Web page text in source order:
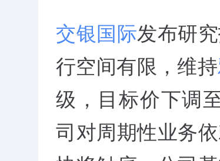
交银国际发布研
行空间有限，维持
级，目标价下调
司对周期性业务